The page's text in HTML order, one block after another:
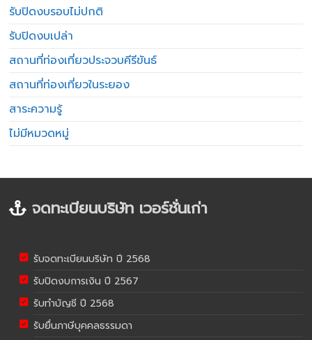
รับปิดงบรอบไม่ปกติ
รับปิดงบเปล่า
สถานที่ท่องเที่ยวประจวบคีรีขันธ์
สถานที่ท่องเที่ยวในระยอง
สาระความรู้
ไม่มีหมวดหมู่
จดทะเบียนบริษัท เวอร์ชั่นเก่า
รับจดทะเบียนบริษัท ปี 2568
รับปิดงบการเงิน ปี 2567
รับทำบัญชี ปี 2568
รับยื่นภาษีบุคคลธรรมดา